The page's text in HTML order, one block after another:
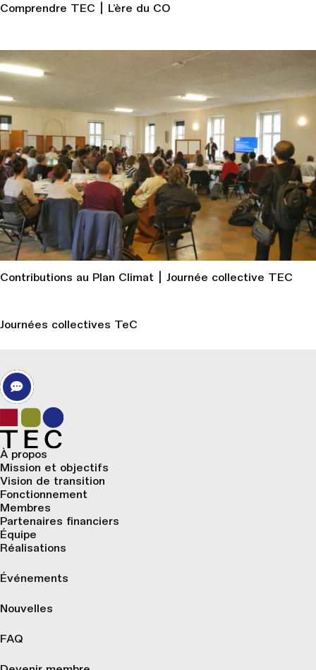
Comprendre TEC | L’ère du CO
Contributions au Plan Climat | Journée collective TEC
Journées collectives TeC
À propos
Mission et objectifs
Vision de transition
Fonctionnement
Membres
Partenaires financiers
Équipe
Réalisations
Événements
Nouvelles
FAQ